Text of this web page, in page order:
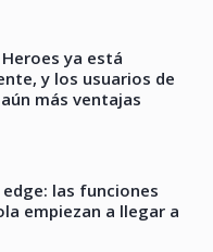
ya está
y los usuarios de
más ventajas
las funciones
empiezan a llegar a